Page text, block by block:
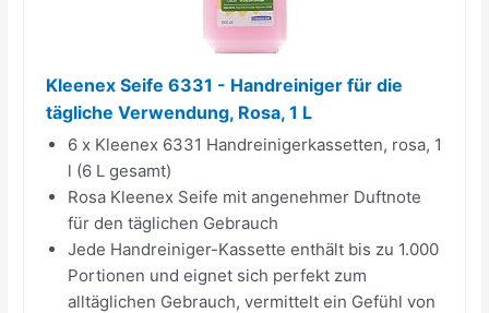
Kleenex Seife 6331 - Handreiniger für die
tägliche Verwendung, Rosa, 1 L
6 x Kleenex 6331 Handreinigerkassetten, rosa, 1
l (6 L gesamt)
Rosa Kleenex Seife mit angenehmer Duftnote
für den täglichen Gebrauch
Jede Handreiniger-Kassette enthält bis zu 1.000
Portionen und eignet sich perfekt zum
alltäglichen Gebrauch, vermittelt ein Gefühl von